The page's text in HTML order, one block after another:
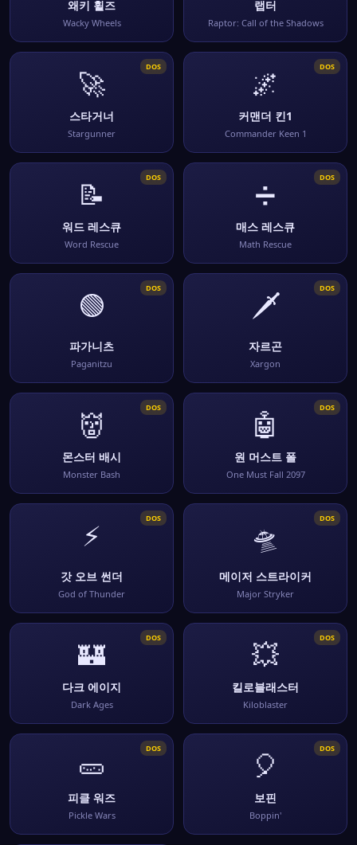
왜키 휠즈
Wacky Wheels
랩터
Raptor: Call of the Shadows
DOS
🚀
스타거너
Stargunner
DOS
🌌
커맨더 킨1
Commander Keen 1
DOS
📝
워드 레스큐
Word Rescue
DOS
➗
매스 레스큐
Math Rescue
DOS
🟢
파가니츠
Paganitzu
DOS
🗡️
자르곤
Xargon
DOS
👹
몬스터 배시
Monster Bash
DOS
🤖
원 머스트 폴
One Must Fall 2097
DOS
⚡
갓 오브 썬더
God of Thunder
DOS
🛸
메이저 스트라이커
Major Stryker
DOS
🏰
다크 에이지
Dark Ages
DOS
💥
킬로블래스터
Kiloblaster
DOS
🥒
피클 워즈
Pickle Wars
DOS
🎈
보핀
Boppin'